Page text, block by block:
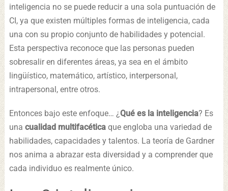
inteligencia no se puede reducir a una sola puntuación de
CI, ya que existen múltiples formas de inteligencia, cada
una con su propio conjunto de habilidades y potencial.
Esta perspectiva reconoce que las personas pueden
sobresalir en diferentes áreas, ya sea en el ámbito
lingüístico, matemático, artístico, interpersonal,
intrapersonal, entre otros.
Entonces bajo este enfoque… ¿Qué es la inteligencia? Es
una cualidad multifacéticaque engloba una variedad de
habilidades, capacidades y talentos. La teoría de Gardner
nos anima a abrazar esta diversidad y a comprender que
cada individuo es realmente único.